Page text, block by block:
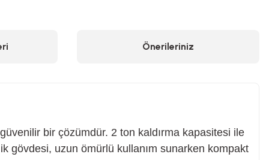
Önerileriniz
bir çözümdür. 2 ton kaldırma kapasitesi ile
gövdesi, uzun ömürlü kullanım sunarken kompakt